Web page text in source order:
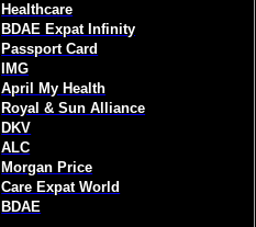
Healthcare
BDAE Expat Infinity
Passport Card
IMG
April My Health
Royal & Sun Alliance
DKV
ALC
Morgan Price
Care Expat World
BDAE